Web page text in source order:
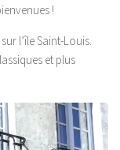
!
l’île Saint-Louis.
et plus